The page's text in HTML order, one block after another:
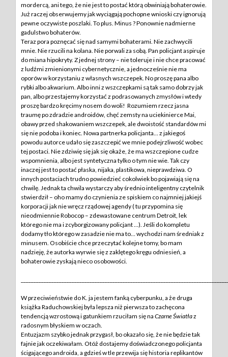
mordercą, ani tego, że nie jest to postać którą obwiniają bohaterowie.
Już raczej obserwujemy jak wyciągają pochopne wnioski czy ignorują
pewne oczywiste poszlaki. To plus. Minus ? Ponownie nadmierne
gadulstwo bohaterów.
Teraz pora poznęcać się nad samymi bohaterami. Nie zachwycili
mnie. Nie rzucili na kolana. Nie porwali za sobą. Pan policjant aspiruje
do miana hipokryty. Z jednej strony – nie toleruje i nie chce pracować
z ludźmi zmienionymi cybernetycznie, a jednocześnie nie ma
oporów w korzystaniu z własnych wszczepek. No proszę pana albo
rybki albo akwarium. Albo inni z wszczepkami są tak samo dobrzy jak
pan, albo przestajemy korzystać z podrasowanych zmysłów i wtedy
proszę bardzo kręcimy nosem do woli! Rozumiem rzecz jasna
traumę po zdradzie androidów, chęć zemsty na uciekinierce Mai,
obawy przed shakowaniem wszczepek, ale dwoistość standardów mi
się nie podoba i koniec. Nowa partnerka policjanta… z jakiegoś
powodu autorce udało się zaszczepić we mnie podejrzliwość wobec
tej postaci. Nie zdziwię się jak się okaże, że ma wszczepione cudze
wspomnienia, albo jest syntetyczna tylko o tym nie wie. Tak czy
inaczej jest to postać płaska, nijaka, plastikowa, nieprawdziwa. O
innych postaciach trudno powiedzieć cokolwiek bo pojawiają się na
chwilę. Jednak ta chwila wystarczy aby średnio inteligentny czytelnik
stwierdził – oho mamy do czynienia ze spiskiem co najmniej jakiejś
korporacji jak nie wręcz rządowej agendy ( tu przypomina się
nieodmiennie Robocop – zdewastowane centrum Detroit, lek
którego nie ma i zcyborgizowany policjant …). Jeśli do kompletu
dodamy tło którego w zasadzie nie ma to… wychodzi nam średniak z
minusem. Osobiście chce przeczytać kolejne tomy, bo mam
nadzieję, że autorka wyrwie się z zaklętego kręgu odniesień, a
bohaterowie zyskają nieco osobowości.
W przeciwieństwie do K. ja jestem fanką cyberpunku, a że druga
książka Raduchowskiej była lepsza niż pierwsza to zachęcona
tendencją wzrostową i gatunkiem rzuciłam się na Czarne Światłaz
radosnym błyskiem w oczach.
Entuzjazm szybko jednak przygasł, bo okazało się, że nie będzie tak
fajnie jak oczekiwałam. Otóż dostajemy doświadczonego policjanta
ścigającego androida, a gdzieś w tle przewija się historia replikantów